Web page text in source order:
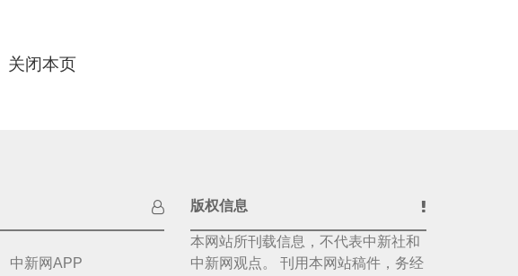
关闭本页
中新网APP
版权信息
本网站所刊载信息，不代表中新社和
中新网观点。 刊用本网站稿件，务经